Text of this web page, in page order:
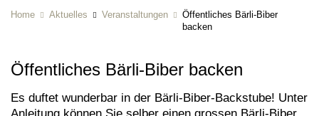
Home Aktuelles Veranstaltungen
Öffentliches Bärli-Biber
backen
Öffentliches Bärli-Biber backen
Es duftet wunderbar in der Bärli-Biber-Backstube! Unter
Anleitung können Sie selber einen grossen Bärli-Biber